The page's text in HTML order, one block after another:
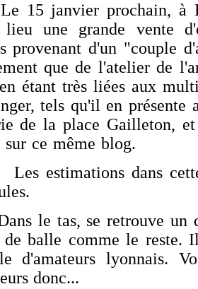
Le 15 janvier prochain, à
lieu une grande vente
provenant d'un "couple
que de l'atelier de
étant très liées aux
tels qu'il en présente
de la place Gailleton,
sur ce même blog.
estimations dans cette
le tas, se retrouve un
de balle comme le reste.
d'amateurs lyonnais.
donc...